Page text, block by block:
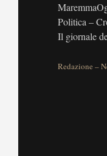
Politica –
Il giornale
Redazione –